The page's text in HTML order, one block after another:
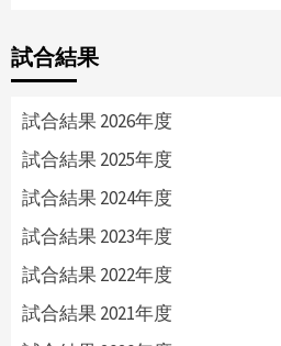
試合結果
試合結果 2026年度
試合結果 2025年度
試合結果 2024年度
試合結果 2023年度
試合結果 2022年度
試合結果 2021年度